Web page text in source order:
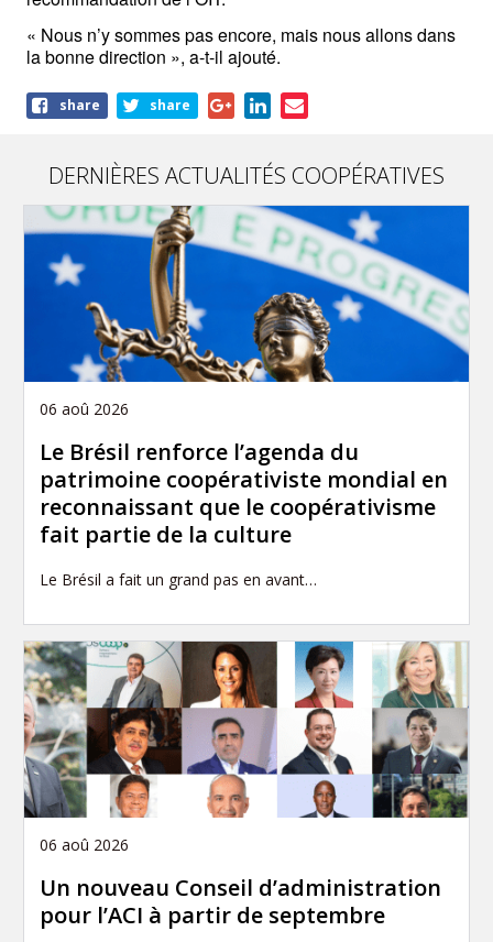
« Nous n’y sommes pas encore, mais nous allons dans
la bonne direction », a-t-il ajouté.
Shareshare share
DERNIÈRES ACTUALITÉS COOPÉRATIVES
06 aoû 2026
Le Brésil renforce l’agenda du
patrimoine coopérativiste mondial en
reconnaissant que le coopérativisme
fait partie de la culture
Le Brésil a fait un grand pas en avant…
06 aoû 2026
Un nouveau Conseil d’administration
pour l’ACI à partir de septembre